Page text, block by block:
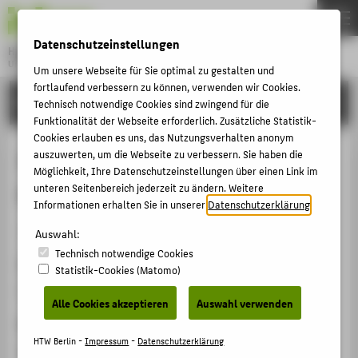
Hochschule für Technik und Wirtschaft Berlin
University of Applied Sciences
Menu
FORSCHUNG
3D-ISA 2025: 3D in Science &
Applications
Veranstaltungsorganisation › Workshop › 2025
Veranstaltungsort, Datum
GFaI e.V. Berlin, 06.11.2025 - 07.11.2025
Rolle bei der Organisation
Mitglied Programmkomittee
THEMEN
HOCHSCHULE
CAMPUS
STUDIUM
LEHRE
KARRIERE
INTERNATIONAL
INFORMATIONEN FÜR
Datenschutzeinstellungen
Um unsere Webseite für Sie optimal zu gestalten und
fortlaufend verbessern zu können, verwenden wir Cookies.
Technisch notwendige Cookies sind zwingend für die
Funktionalität der Webseite erforderlich. Zusätzliche Statistik-
Cookies erlauben es uns, das Nutzungsverhalten anonym
auszuwerten, um die Webseite zu verbessern. Sie haben die
Möglichkeit, Ihre Datenschutzeinstellungen über einen Link im
unteren Seitenbereich jederzeit zu ändern. Weitere
Informationen erhalten Sie in unsererDatenschutzerklärung
Auswahl:
Technisch notwendige Cookies
Statistik-Cookies (Matomo)
Alle Cookies akzeptieren Auswahl verwenden
HTW Berlin -Impressum- Datenschutzerklärung